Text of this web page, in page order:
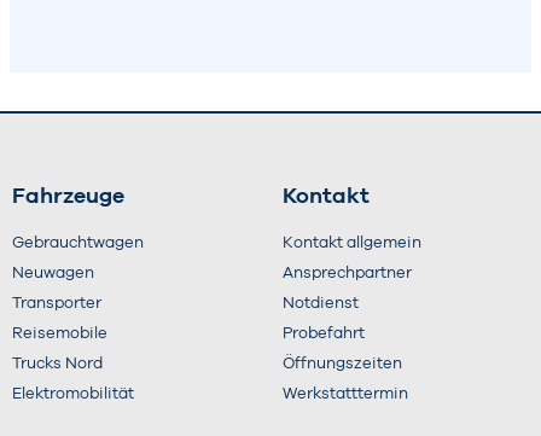
Fahrzeuge
Gebrauchtwagen
Neuwagen
Transporter
Reisemobile
Trucks Nord
Elektromobilität
Kontakt
Kontakt allgemein
Ansprechpartner
Notdienst
Probefahrt
Öffnungszeiten
Werkstatttermin